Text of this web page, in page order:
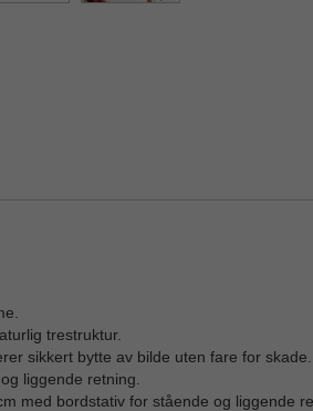
trestruktur.
sikkert bytte av bilde uten fare for skade.
liggende retning.
med bordstativ for stående og liggende